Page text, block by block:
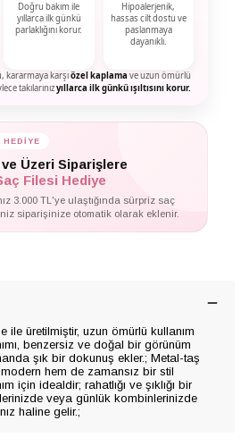
Doğru bakım ile
yıllarca ilk günkü
parlaklığını korur.
Hipoalerjenik,
hassas cilt dostu ve
paslanmaya
dayanıklı.
kararmaya karşıözel kaplama ve uzun ömürlü
takılarınızyıllarca ilk günkü ışıltısını korur.
ve Üzeri Siparişlere
Filesi Hediye
3.000 TL'ye ulaştığında sürpriz saç
siparişinize otomatik olarak eklenir.
ile üretilmiştir, uzun ömürlü kullanım
benzersiz ve doğal bir görünüm
şık bir dokunuş ekler.; Metal-taş
hem de zamansız bir stil
için idealdir; rahatlığı ve şıklığı bir
veya günlük kombinlerinizde
haline gelir.;